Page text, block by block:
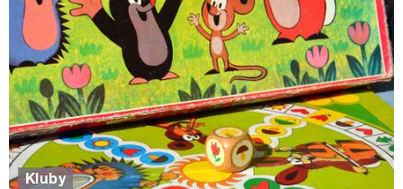
Kluby